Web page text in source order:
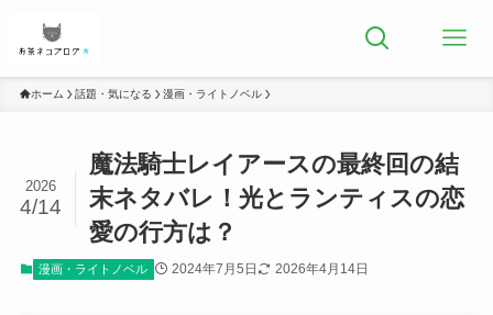
ホーム 話題・気になる 漫画・ライトノベル
魔法騎士レイアースの最終回の結
末ネタバレ！光とランティスの恋
愛の行方は？
2026
4/14
漫画・ライトノベル 2024年7月5日 2026年4月14日